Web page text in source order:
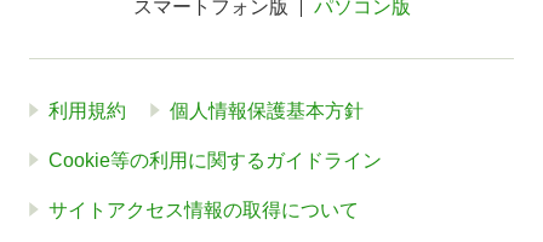
スマートフォン版 パソコン版
利用規約 個人情報保護基本方針
Cookie等の利用に関するガイドライン
サイトアクセス情報の取得について